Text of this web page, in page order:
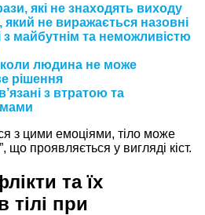
які не знаходять виходу
який не виражається назовні
з майбутнім та неможливістю
коли людина не може
рішення
з втратою та
з цими емоціями, тіло може
що проявляється у вигляді кіст.
та їх
тілі при